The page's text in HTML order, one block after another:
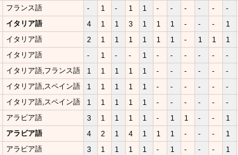
フランス語 - 1 - 1 1 - - - - - -
イタリア語 4 1 1 3 1 1 1 - - - 1
イタリア語 2 1 1 1 1 1 1 - 1 1 1
イタリア語 - 1 - - 1 - - - - - -
イタリア語,フランス語 1 1 1 1 1 - - - - - -
イタリア語,スペイン語 1 1 1 1 1 - - - - - -
イタリア語,スペイン語 1 1 1 1 1 - - - - - -
アラビア語 3 1 1 1 1 - 1 1 - - 1
アラビア語 4 2 1 4 1 1 1 - - - 1
アラビア語 3 1 1 1 1 - 1 - - - 1